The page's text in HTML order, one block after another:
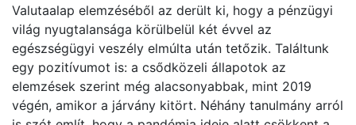
Valutaalap elemzéséből az derült ki, hogy a pénzügyi
világ nyugtalansága körülbelül két évvel az
egészségügyi veszély elmúlta után tetőzik. Találtunk
egy pozitívumot is: a csődközeli állapotok az
elemzések szerint még alacsonyabbak, mint 2019
végén, amikor a járvány kitört. Néhány tanulmány arról